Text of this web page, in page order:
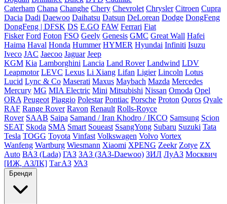
Caterham Chana Changhe Chery Chevrolet Chrysler Citroen Cupra
Dacia Dadi Daewoo Daihatsu Datsun DeLorean Dodge DongFeng
DongFeng | DFSK DS E.GO FAW Ferrari Fiat
Fisker Ford Foton FSO Geely Genesis GMC Great Wall Hafei
Haima Haval Honda Hummer HYMER Hyundai Infiniti Isuzu
Iveco JAC Jaecoo Jaguar Jeep
KGM Kia Lamborghini Lancia Land Rover Landwind LDV
Leapmotor LEVC Lexus Li Xiang Lifan Ligier Lincoln Lotus
Lucid Lync & Co Maserati Maxus Maybach Mazda Mercedes
Mercury MG MIA Electric Mini Mitsubishi Nissan Omoda Opel
ORA Peugeot Piaggio Polestar Pontiac Porsche Proton Qoros Qvale
RAF Range Rover Ravon Renault Rolls-Royce
Rover SAAB Saipa Samand / Iran Khodro / IKCO Samsung Scion
SEAT Skoda SMA Smart Soueast SsangYong Subaru Suzuki Tata
Tesla TOGG Toyota Vinfast Volkswagen Volvo Vortex
Wanfeng Wartburg Wiesmann Xiaomi XPENG Zeekr Zotye ZX
Auto ВАЗ (Lada) ГАЗ ЗАЗ (ЗАЗ-Daewoo) ЗИЛ ЛуАЗ Москвич
[ИЖ, АЗЛК] ТагАЗ УАЗ
Бренди